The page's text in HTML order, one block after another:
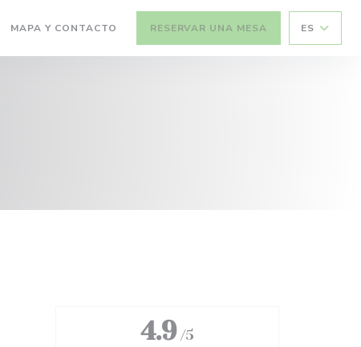
MAPA Y CONTACTO RESERVAR UNA MESA ES
4.9 /5